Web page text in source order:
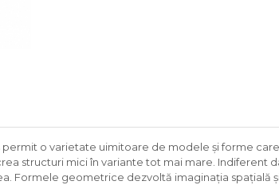
o varietate uimitoare de modele și forme
structuri mici în variante tot mai mare. Indiferent
Formele geometrice dezvoltă imaginația spațială